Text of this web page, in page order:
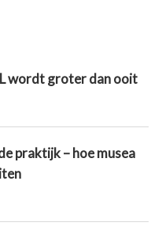
wordt groter dan ooit
praktijk – hoe musea